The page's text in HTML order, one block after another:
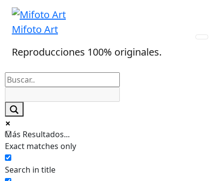
Skip
content
Mifoto Art
Reproducciones 100% originales.
Más Resultados...
Exact matches only
Search in title